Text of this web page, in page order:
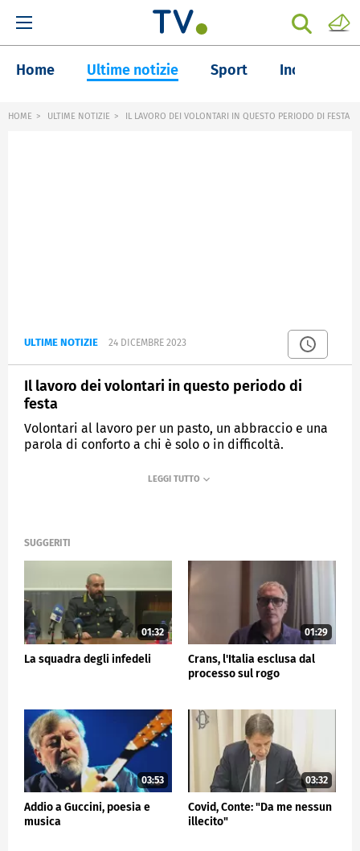
Home Ultime notizie Sport Inchieste
HOME ULTIME NOTIZIE IL LAVORO DEI VOLONTARI IN QUESTO PERIODO DI FESTA
ULTIME NOTIZIE 24 DICEMBRE 2023
Il lavoro dei volontari in questo periodo di
festa
Volontari al lavoro per un pasto, un abbraccio e una
parola di conforto a chi è solo o in difficoltà.
SUGGERITI
01:32
La squadra degli infedeli
01:29
Crans, l'Italia esclusa dal
processo sul rogo
03:53
Addio a Guccini, poesia e
musica
03:32
Covid, Conte: "Da me nessun
illecito"